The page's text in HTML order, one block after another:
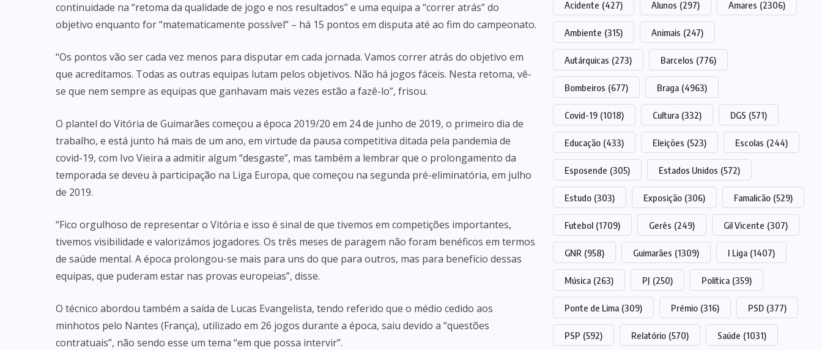
continuidade na “retoma da qualidade de jogo e nos resultados” e uma equipa a “correr atrás” do
objetivo enquanto for “matematicamente possível” – há 15 pontos em disputa até ao fim do campeonato.
“Os pontos vão ser cada vez menos para disputar em cada jornada. Vamos correr atrás do objetivo em
que acreditamos. Todas as outras equipas lutam pelos objetivos. Não há jogos fáceis. Nesta retoma, vê-
se que nem sempre as equipas que ganhavam mais vezes estão a fazê-lo”, frisou.
O plantel do Vitória de Guimarães começou a época 2019/20 em 24 de junho de 2019, o primeiro dia de
trabalho, e está junto há mais de um ano, em virtude da pausa competitiva ditada pela pandemia de
covid-19, com Ivo Vieira a admitir algum “desgaste”, mas também a lembrar que o prolongamento da
temporada se deveu à participação na Liga Europa, que começou na segunda pré-eliminatória, em julho
de 2019.
“Fico orgulhoso de representar o Vitória e isso é sinal de que tivemos em competições importantes,
tivemos visibilidade e valorizámos jogadores. Os três meses de paragem não foram benéficos em termos
de saúde mental. A época prolongou-se mais para uns do que para outros, mas para benefício dessas
equipas, que puderam estar nas provas europeias”, disse.
O técnico abordou também a saída de Lucas Evangelista, tendo referido que o médio cedido aos
minhotos pelo Nantes (França), utilizado em 26 jogos durante a época, saiu devido a “questões
contratuais”, não sendo esse um tema “em que possa intervir”.
Acidente (427) Alunos (297) Amares (2306)
Ambiente (315) Animais (247)
Autárquicas (273) Barcelos (776)
Bombeiros (677) Braga (4963)
Covid-19 (1018) Cultura (332) DGS (571)
Educação (433) Eleições (523) Escolas (244)
Esposende (305) Estados Unidos (572)
Estudo (303) Exposição (306) Famalicão (529)
Futebol (1709) Gerês (249) Gil Vicente (307)
GNR (958) Guimarães (1309) I Liga (1407)
Música (263) PJ (250) Política (359)
Ponte de Lima (309) Prémio (316) PSD (377)
PSP (592) Relatório (570) Saúde (1031)